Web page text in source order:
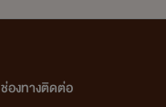
ช่องทางติดต่อ